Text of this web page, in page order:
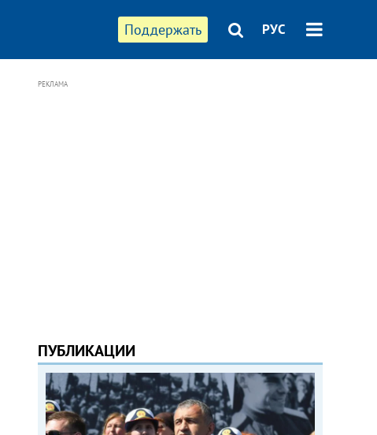
Поддержать РУС
РЕКЛАМА
ПУБЛИКАЦИИ